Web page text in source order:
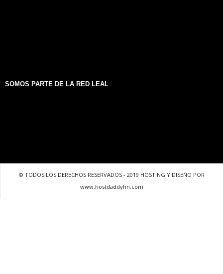
SOMOS PARTE DE LA RED LEAL
© TODOS LOS DERECHOS RESERVADOS - 2019 HOSTING Y DISEÑO POR
www.hostdaddyhn.com